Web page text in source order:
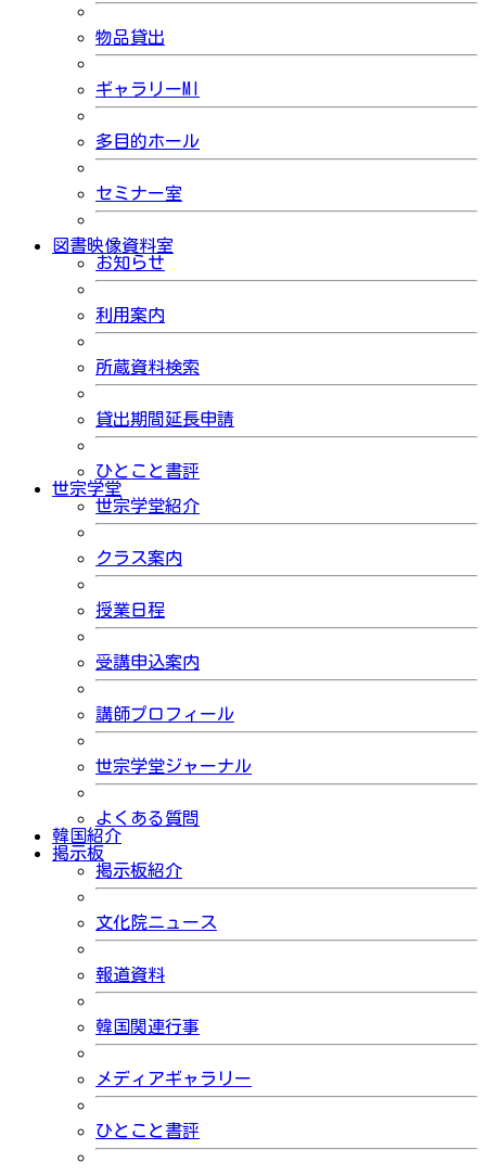
物品貸出
ギャラリーMI
多目的ホール
セミナー室
図書映像資料室
お知らせ
利用案内
所蔵資料検索
貸出期間延長申請
ひとこと書評
世宗学堂
世宗学堂紹介
クラス案内
授業日程
受講申込案内
講師プロフィール
世宗学堂ジャーナル
よくある質問
韓国紹介
掲示板
掲示板紹介
文化院ニュース
報道資料
韓国関連行事
メディアギャラリー
ひとこと書評